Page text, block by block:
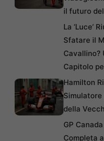
il futuro
La ‘Luce’
Sfatare il
Cavallino?
Capitolo
Hamilton
Simulatore
della
GP
Completa